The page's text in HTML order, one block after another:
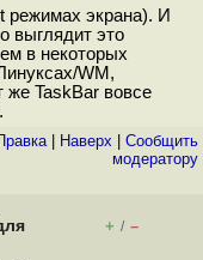
режимах экрана). И
выглядит это
в некоторых
WM,
же TaskBar вовсе
| Наверх
Cообщить
модератору
+ / –